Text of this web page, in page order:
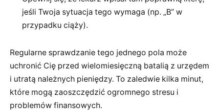
jeśli Twoja sytuacja tego wymaga (np. „B” w
przypadku ciąży).
Regularne sprawdzanie tego jednego pola może
uchronić Cię przed wielomiesięczną batalią z urzędem
i utratą należnych pieniędzy. To zaledwie kilka minut,
które mogą zaoszczędzić ogromnego stresu i
problemów finansowych.